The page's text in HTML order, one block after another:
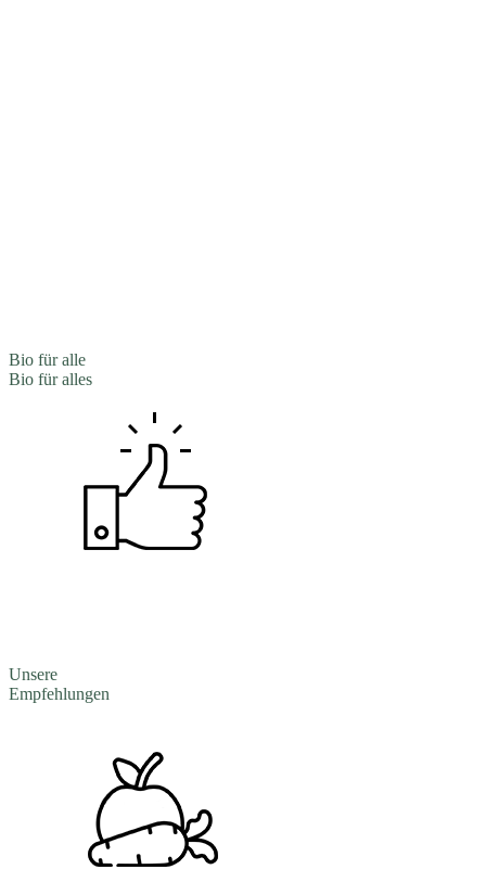
Bio für alle
Bio für alles
Unsere
Empfehlungen